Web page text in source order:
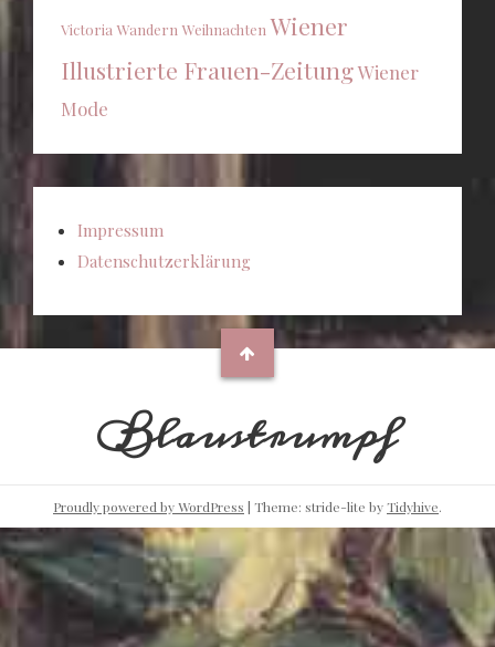
Victoria Wandern Weihnachten Wiener
Illustrierte Frauen-ZeitungWiener
Mode
Impressum
Datenschutzerklärung
Blaustrumpf
Proudly powered by WordPress | Theme: stride-lite byTidyhive.